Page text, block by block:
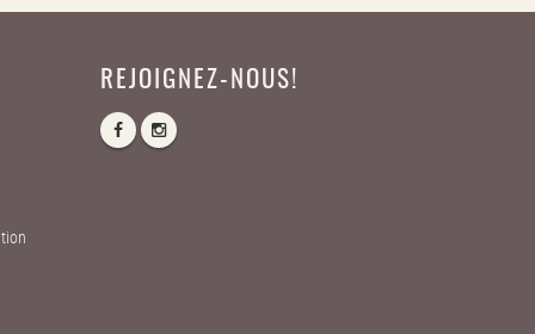
REJOIGNEZ-NOUS!